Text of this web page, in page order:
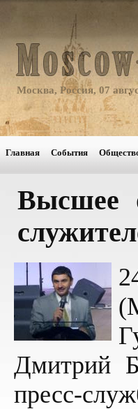
Москва, Россия, 07
Главная События
Высшее
Дмитрий
пресс-